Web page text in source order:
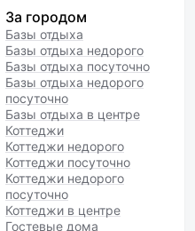
За городом
Базы отдыха
Базы отдыха недорого
Базы отдыха посуточно
Базы отдыха недорого
посуточно
Базы отдыха в центре
Коттеджи
Коттеджи недорого
Коттеджи посуточно
Коттеджи недорого
посуточно
Коттеджи в центре
Гостевые дома